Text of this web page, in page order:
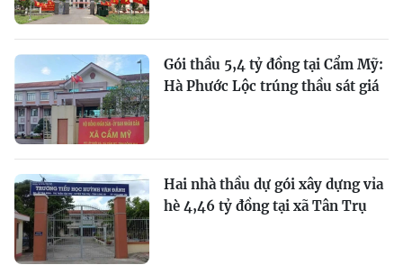
Gói thầu 5,4 tỷ đồng tại Cẩm Mỹ:
Hà Phước Lộc trúng thầu sát giá
Hai nhà thầu dự gói xây dựng vỉa
hè 4,46 tỷ đồng tại xã Tân Trụ